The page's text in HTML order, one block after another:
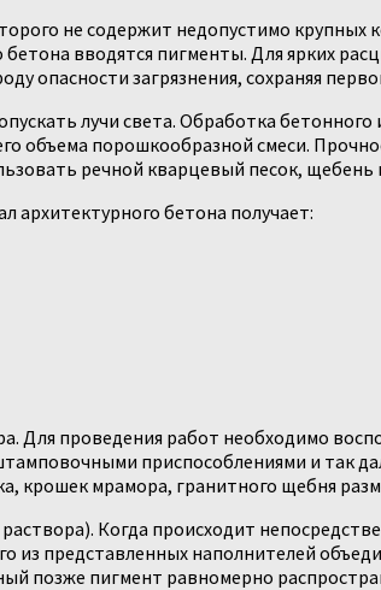
не содержит недопустимо крупных
вводятся пигменты. Для ярких
опасности загрязнения, сохраняя
лучи света. Обработка бетонного
объема порошкообразной смеси.
речной кварцевый песок, щебень
бетона получает:
проведения работ необходимо
приспособлениями и так
крошек мрамора, гранитного щебня
Когда происходит
из представленных наполнителей
позже пигмент равномерно